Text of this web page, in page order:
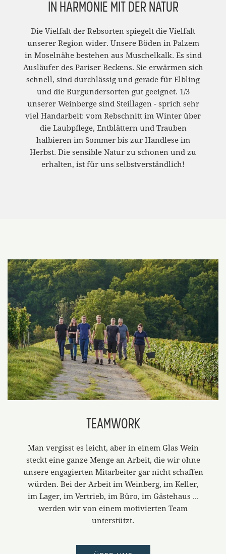
IN HARMONIE MIT DER NATUR
Die Vielfalt der Rebsorten spiegelt die Vielfalt
unserer Region wider. Unsere Böden in Palzem
in Moselnähe bestehen aus Muschelkalk. Es sind
Ausläufer des Pariser Beckens. Sie erwärmen sich
schnell, sind durchlässig und gerade für Elbling
und die Burgundersorten gut geeignet. 1/3
unserer Weinberge sind Steillagen - sprich sehr
viel Handarbeit: vom Rebschnitt im Winter über
die Laubpflege, Entblättern und Trauben
halbieren im Sommer bis zur Handlese im
Herbst. Die sensible Natur zu schonen und zu
erhalten, ist für uns selbstverständlich!
TEAMWORK
Man vergisst es leicht, aber in einem Glas Wein
steckt eine ganze Menge an Arbeit, die wir ohne
unsere engagierten Mitarbeiter gar nicht schaffen
würden. Bei der Arbeit im Weinberg, im Keller,
im Lager, im Vertrieb, im Büro, im Gästehaus ...
werden wir von einem motivierten Team
unterstützt.